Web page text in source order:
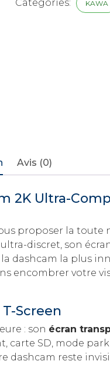
2K
Categories:
KAWA
Avis (0)
2K Ultra-
proposer la toute
discret, son
dashcam la plus
encombrer votre
Screen
: son écran
carte SD, mode
dashcam reste